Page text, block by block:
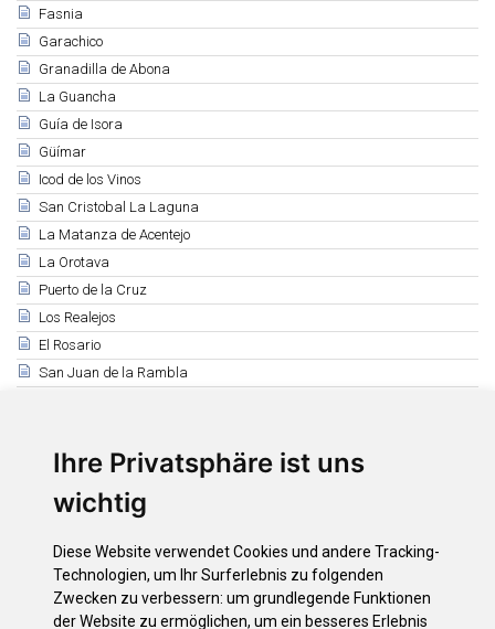
Ihre Privatsphäre ist uns
wichtig
Diese Website verwendet Cookies und andere Tracking-
Technologien, um Ihr Surferlebnis zu folgenden
Zwecken zu verbessern: um grundlegende Funktionen
der Website zu ermöglichen, um ein besseres Erlebnis
Fasnia
Garachico
Granadilla de Abona
La Guancha
Guía de Isora
Güímar
Icod de los Vinos
San Cristobal La Laguna
La Matanza de Acentejo
La Orotava
Puerto de la Cruz
Los Realejos
El Rosario
San Juan de la Rambla
Santa Úrsula
El Sauzal
Tacoronte
El Tanque
Tegueste